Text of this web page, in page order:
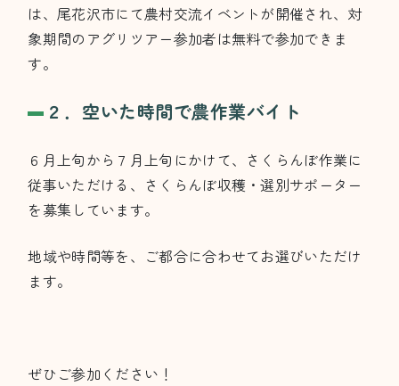
は、尾花沢市にて農村交流イベントが開催され、対
象期間のアグリツアー参加者は無料で参加できま
す。
２．空いた時間で農作業バイト
６月上旬から７月上旬にかけて、さくらんぼ作業に
従事いただける、さくらんぼ収穫・選別サポーター
を募集しています。
地域や時間等を、ご都合に合わせてお選びいただけ
ます。
ぜひご参加ください！